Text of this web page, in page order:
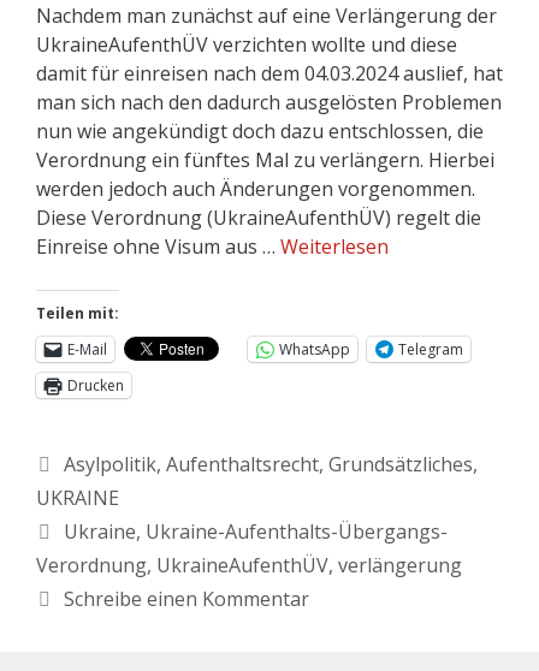
Nachdem man zunächst auf eine Verlängerung der
UkraineAufenthÜV verzichten wollte und diese
damit für einreisen nach dem 04.03.2024 auslief, hat
man sich nach den dadurch ausgelösten Problemen
nun wie angekündigt doch dazu entschlossen, die
Verordnung ein fünftes Mal zu verlängern. Hierbei
werden jedoch auch Änderungen vorgenommen.
Diese Verordnung (UkraineAufenthÜV) regelt die
Einreise ohne Visum aus … Weiterlesen
Teilen mit:
E-Mail
WhatsApp
Telegram
Drucken
Asylpolitik, Aufenthaltsrecht, Grundsätzliches,
UKRAINE
Ukraine, Ukraine-Aufenthalts-Übergangs-
Verordnung, UkraineAufenthÜV, verlängerung
Schreibe einen Kommentar